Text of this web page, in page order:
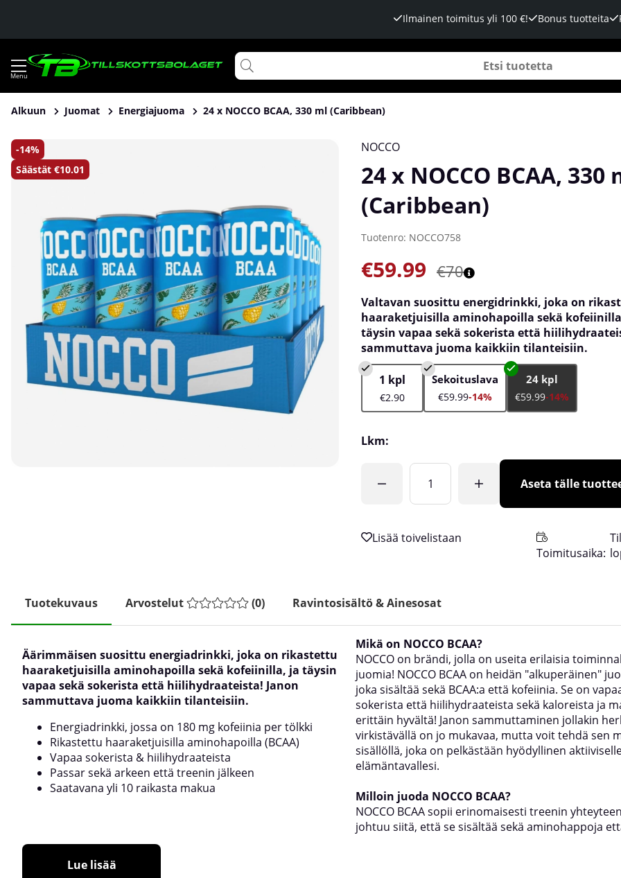
Ilmainen toimitus yli 100 €! Bonus tuotteita
Alkuun Juomat Energiajuoma 24 x NOCCO BCAA, 330 ml (Caribbean)
14
Säästät €10.01
Tuotekuvat 24 x NOCCO BCAA, 330 ml (Caribbean) NOCCO
24 x NOCCO BCAA, 330
(Caribbean)
Tuotenro: NOCCO758
€70
€59.99
Valtavan suosittu energidrinkki, joka on
haaraketjuisilla aminohapoilla sekä
täysin vapaa sekä sokerista että
sammuttava juoma kaikkiin tilanteisiin.
1 kpl
€2.90
Sekoituslava
€59.99-14%
24 kpl
€59.99-14%
Lkm:
Aseta tälle
Toimitusaika:
Tuotekuvaus Arvostelut (0) Ravintosisältö & Ainesosat
Äärimmäisen suosittu energiadrinkki, joka on rikastettu
haaraketjuisilla aminohapoilla sekä kofeiinilla, ja täysin
vapaa sekä sokerista että hiilihydraateista! Janon
sammuttava juoma kaikkiin tilanteisiin.
Energiadrinkki, jossa on 180 mg kofeiinia per tölkki
Rikastettu haaraketjuisilla aminohapoilla (BCAA)
Vapaa sokerista & hiilihydraateista
Passar sekä arkeen että treenin jälkeen
Saatavana yli 10 raikasta makua
Mikä on NOCCO BCAA?
NOCCO on brändi, jolla on useita erilaisia
juomia! NOCCO BCAA on heidän "alkuperäinen"
joka sisältää sekä BCAA:a että kofeiinia. Se on
sokerista että hiilihydraateista sekä kaloreista ja
erittäin hyvältä! Janon sammuttaminen jollakin
virkistävällä on jo mukavaa, mutta voit tehdä sen
sisällöllä, joka on pelkästään hyödyllinen
elämäntavallesi.
Milloin juoda NOCCO BCAA?
NOCCO BCAA sopii erinomaisesti treenin
johtuu siitä, että se sisältää sekä aminohappoja
Lue lisää